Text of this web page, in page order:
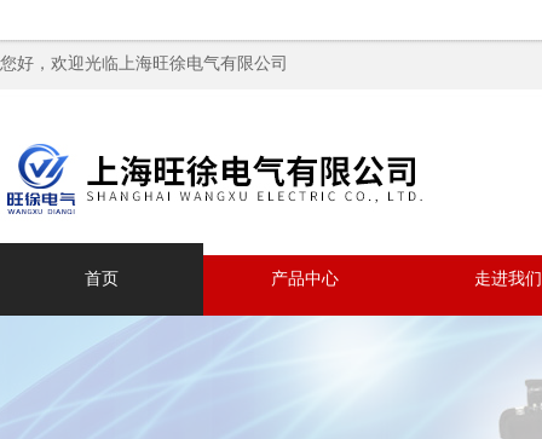
您好，欢迎光临上海旺徐电气有限公司
首页 产品中心 走进我们